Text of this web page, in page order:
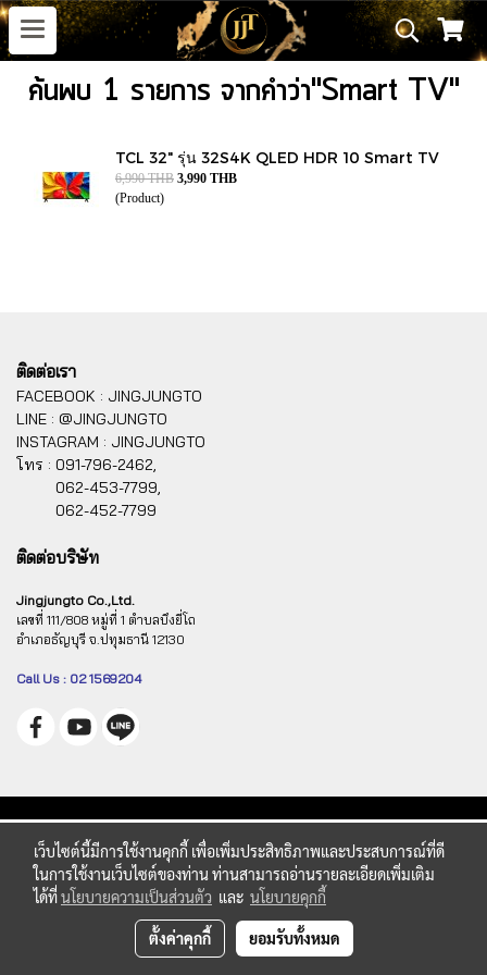
ค้นพบ 1 รายการ จากคำว่า"Smart TV"
TCL 32" รุ่น 32S4K QLED HDR 10 Smart TV
6,990 THB 3,990 THB
(Product)
ติดต่อเรา
FACEBOOK : JINGJUNGTO
LINE : @JINGJUNGTO
INSTAGRAM : JINGJUNGTO
โทร : 091-796-2462,
062-453-7799,
062-452-7799
ติดต่อบริษัท
Jingjungto Co.,Ltd.
เลขที่ 111/808 หมู่ที่ 1 ตำบลบึงยี่โถ
อำเภอธัญบุรี จ.ปทุมธานี 12130
Call Us : 02 1569204
เว็บไซต์นี้มีการใช้งานคุกกี้ เพื่อเพิ่มประสิทธิภาพและประสบการณ์ที่ดี
ในการใช้งานเว็บไซต์ของท่าน ท่านสามารถอ่านรายละเอียดเพิ่มเติม
ได้ที่นโยบายความเป็นส่วนตัว และ นโยบายคุกกี้
ตั้งค่าคุกกี้ ยอมรับทั้งหมด